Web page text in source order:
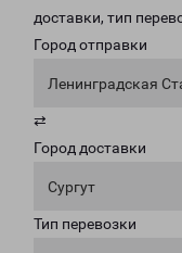
доставки, тип
Город отправки
Ленинградская
⇄
Город доставки
Сургут
Тип перевозки